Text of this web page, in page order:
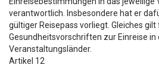
verantwortlich. Insbesondere hat er
gültiger Reisepass vorliegt. Gleiches
Gesundheitsvorschriften zur Einreise in
Veranstaltungsländer.
Artikel 12